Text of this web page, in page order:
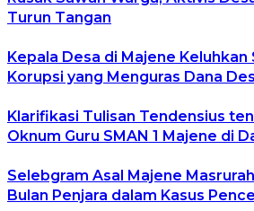
Turun Tangan
Kepala Desa di Majene Keluhkan
Korupsi yang Menguras Dana
Klarifikasi Tulisan Tendensius
Oknum Guru SMAN 1 Majene di
Selebgram Asal Majene
Bulan Penjara dalam Kasus